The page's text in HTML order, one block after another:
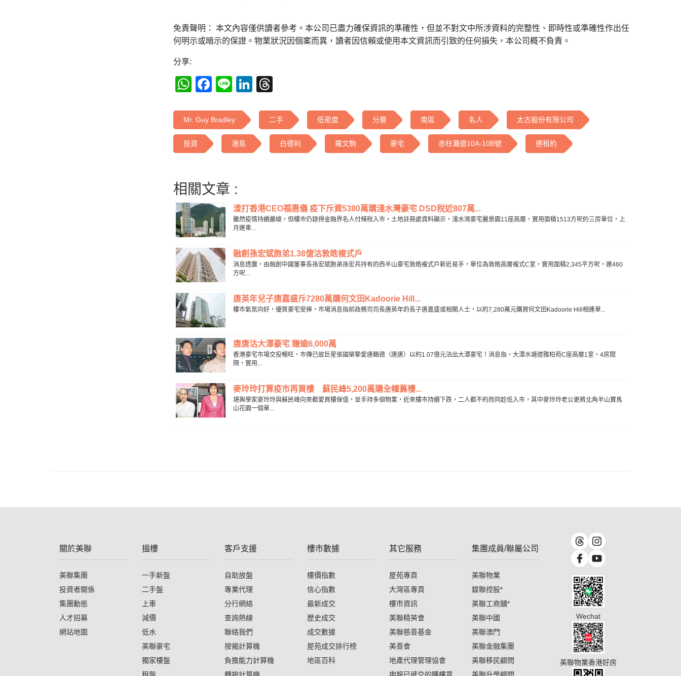
免責聲明： 本文內容僅供讀者參考。本公司已盡力確保資訊的準確性，但並不對文中所涉資料的完整性、即時性或準確性作出任
何明示或暗示的保證。物業狀況因個案而異，讀者因信賴或使用本文資訊而引致的任何損失，本公司概不負責。
分享:
WhatsApp
Facebook
LineLinkedIn
Mr. Guy Bradley 二手 低密度 分層 南區 名人 太古股份有限公司
投資 港島 白德利 羅文駒 豪宅 赤柱灘道10A-10B號 連租約
相關文章 :
渣打香港CEO禤惠儀 疫下斥資5380萬購淺水灣豪宅 DSD稅近807萬...
雖然疫情持續嚴峻，但樓市仍錄得金融界名人付辣稅入市。土地註冊處資料顯示，淺水灣豪宅麗景園11座高層，實用面積1513方呎的三房單位，上
月連車...
融創孫宏斌胞弟1.38億沽敦皓複式戶
消息透露，由融創中國董事長孫宏斌胞弟孫宏兵持有的西半山豪宅敦皓複式戶新近易手，單位為敦皓高層複式C室，實用面積2,345平方呎，連460
方呎...
唐英年兒子唐嘉盛斥7280萬購何文田Kadoorie Hill...
樓市氣氛向好，優質豪宅受捧，市場消息指前政務司司長唐英年的長子唐嘉盛或相關人士，以約7,280萬元購買何文田Kadoorie Hill相連單...
唐唐沽大潭豪宅 賺逾6,000萬
香港豪宅市場交投暢旺，市傳已故巨星張國榮摯愛唐鶴德（唐唐）以約1.07億元沽出大潭豪宅！消息指，大潭水塘道雅柏苑C座高層1室，4房間
隔，實用...
麥玲玲打算疫市再買樓 蘇民峰5,200萬購全幢舊樓...
堪輿學家麥玲玲與蘇民峰向來都愛買樓保值，並手持多個物業，近來樓市持續下跌，二人都不約而同趁低入市，其中麥玲玲老公更將北角半山寶馬
山花園一個單...
關於美聯
美聯集團
投資者關係
集團動態
人才招募
網站地圖
搵樓
一手新盤
二手盤
上車
減價
低水
美聯豪宅
獨家樓盤
客戶支援
自助放盤
專業代理
分行網絡
查詢熱線
聯絡我們
按揭計算機
負擔能力計算機
樓市數據
樓價指數
信心指數
最新成交
歷史成交
成交數據
屋苑成交排行榜
地區百科
其它服務
屋苑專頁
大灣區專頁
樓市資訊
美聯精英會
美聯慈善基金
美善會
地產代理管理協會
集團成員/聯屬公司
美聯物業
鋑聯控股*
美聯工商舖*
美聯中國
美聯澳門
美聯金融集團
美聯移民顧問
Wechat
美聯物業香港好房